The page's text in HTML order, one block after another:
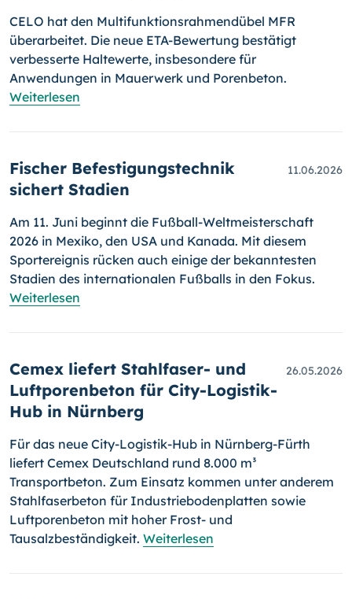
CELO hat den Multifunktionsrahmendübel MFR
überarbeitet. Die neue ETA-Bewertung bestätigt
verbesserte Haltewerte, insbesondere für
Anwendungen in Mauerwerk und Porenbeton.
Weiterlesen
Fischer Befestigungstechnik
sichert Stadien
11.06.2026
Am 11. Juni beginnt die Fußball-Weltmeisterschaft
2026 in Mexiko, den USA und Kanada. Mit diesem
Sportereignis rücken auch einige der bekanntesten
Stadien des internationalen Fußballs in den Fokus.
Weiterlesen
Cemex liefert Stahlfaser- und
Luftporenbeton für City-Logistik-
Hub in Nürnberg
26.05.2026
Für das neue City-Logistik-Hub in Nürnberg-Fürth
liefert Cemex Deutschland rund 8.000 m³
Transportbeton. Zum Einsatz kommen unter anderem
Stahlfaserbeton für Industriebodenplatten sowie
Luftporenbeton mit hoher Frost- und
Tausalzbeständigkeit. Weiterlesen